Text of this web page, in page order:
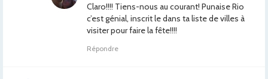
Claro!!!! Tiens-nous au courant! Punaise Rio
c’est génial, inscrit le dans ta liste de villes à
visiter pour faire la fête!!!!
Répondre